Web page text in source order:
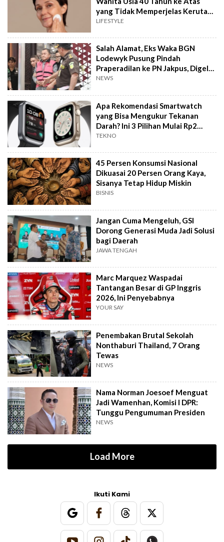
yang Tidak Memperjelas Kerutan
sesuai Review
LIFESTYLE
Salah Alamat, Eks Waka BGN
Lodewyk Pusung Pindah
Praperadilan ke PN Jakpus, Digelar
12 Agustus
NEWS
Apa Rekomendasi Smartwatch
yang Bisa Mengukur Tekanan
Darah? Ini 3 Pilihan Mulai Rp2
Jutaan
TEKNO
45 Persen Konsumsi Nasional
Dikuasai 20 Persen Orang Kaya,
Sisanya Tetap Hidup Miskin
BISNIS
Jangan Cuma Mengeluh, GSI
Dorong Generasi Muda Jadi Solusi
bagi Daerah
JAWA TENGAH
Marc Marquez Waspadai
Tantangan Besar di GP Inggris
2026, Ini Penyebabnya
YOUR SAY
Penembakan Brutal Sekolah
Nonthaburi Thailand, 7 Orang
Tewas
NEWS
Nama Norman Joesoef Menguat
Jadi Wamenhan, Komisi I DPR:
Tunggu Pengumuman Presiden
NEWS
Load More
Ikuti Kami